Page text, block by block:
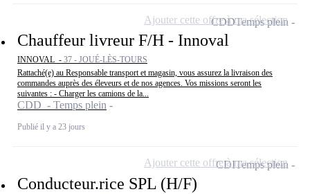
Chauffeur livreur F/H - Innoval
INNOVAL - 37 - JOUÉ-LÈS-TOURS
Rattaché(e) au Responsable transport et magasin, vous assurez la livraison des
commandes auprès des éleveurs et de nos agences. Vos missions seront les
suivantes : - Charger les camions de la...
CDD - Temps plein
Publié il y a 23 jours
CDDTemps plein
Ajouter cette offre à ma sélection
Conducteur.rice SPL (H/F)
CDITemps plein
Ajouter cette offre à ma sélection